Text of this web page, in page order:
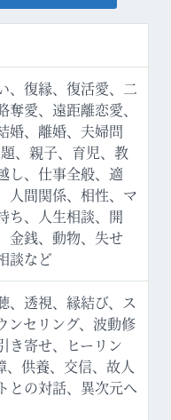
、復縁、復活愛、二
愛、遠距離恋愛、
婚、離婚、夫婦問
、親子、育児、教
し、仕事全般、適
人間関係、相性、マ
ち、人生相談、開
金銭、動物、失せ
談など
、透視、縁結び、ス
ンセリング、波動修
き寄せ、ヒーリン
、供養、交信、故人
との対話、異次元へ